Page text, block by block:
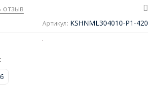
отзыв
Артикул: KSHNML304010-P1-420